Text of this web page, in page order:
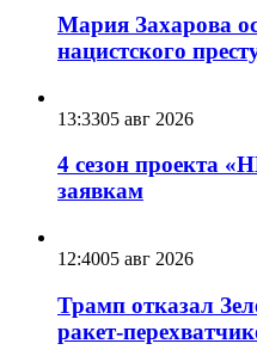
Мария Захарова
нацистского
13:3305 авг 2026
4 сезон проекта
заявкам
12:4005 авг 2026
Трамп отказал
ракет-